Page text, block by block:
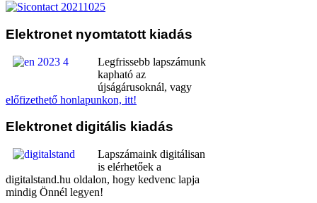
Elektronet nyomtatott kiadás
Legfrissebb lapszámunk
kapható az
újságárusoknál, vagy
előfizethető honlapunkon, itt!
Elektronet digitális kiadás
Lapszámaink digitálisan
is elérhetőek a
digitalstand.hu oldalon, hogy kedvenc lapja
mindig Önnél legyen!